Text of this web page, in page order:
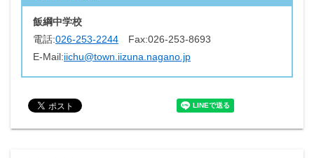
飯綱中学校
電話:026-253-2244 Fax:026-253-8693
E-Mail:iichu@town.iizuna.nagano.jp